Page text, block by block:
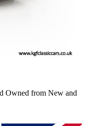
Owned from New and